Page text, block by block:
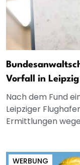
Vorfall in Leipzig
Nach dem Fund
Leipziger
Ermittlungen
WERBUNG